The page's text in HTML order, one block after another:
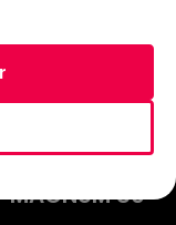
MAGNUM 80